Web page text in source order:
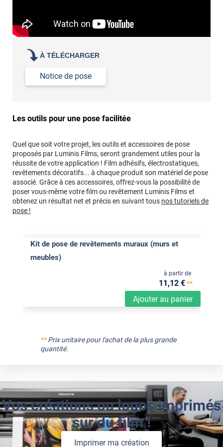
À TÉLÉCHARGER
Notice de pose
Les outils pour une pose facilitée
Quel que soit votre projet, les outils et accessoires de pose
proposés par Luminis Films, seront grandement utiles pour la
réussite de votre application ! Film adhésifs, électrostatiques,
revêtements décoratifs... à chaque produit son matériel de pose
associé. Grâce à ces accessoires, offrez-vous la possibilité de
poser vous-même votre film ou revêtement Luminis Films et
obtenez un résultat net et précis en suivant tous nos tutoriels de
pose !
Kit de pose de revêtements muraux (murs et
meubles)
Ajouter au panier
à partir de
11,12 €**
**Prix unitaire pour l'achat de la plus grande
quantité.
Vos créations ou logos imprimés
sur du film !
Imprimer ma création